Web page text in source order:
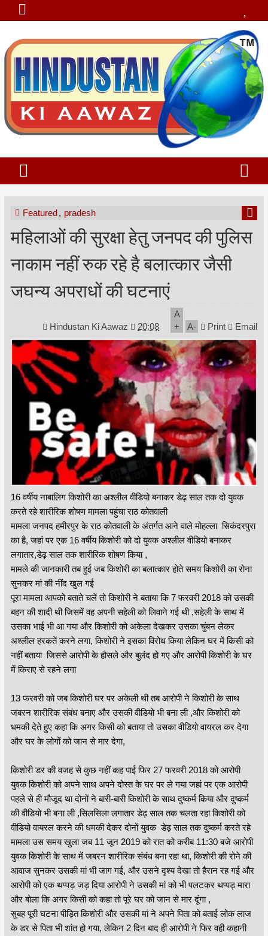
Featured, pradesh
महिलाओं की सुरक्षा हेतु जनपद की पुलिस
नाकाम नहीं रुक रहे है बलात्कार जैसी
जघन्य अपराधों की घटनाएं
Hindustan Ki Aawaz 20:08
A
+
A- Print Email
16 वर्षीय नाबालिग किशोरी का अश्लील वीडियो बनाकर डेढ़ साल तक दो युवक
करते रहे शारीरिक शोषण मामला पहुंचा राठ कोतवाली
मामला जनपद हमीरपुर के राठ कोतवाली के अंतर्गत आने वाले मोहल्ला सिकंदरपुरा
का है, जहां पर एक 16 वर्षीय किशोरी को दो युवक अश्लील वीडियो बनाकर
लगातार,डेढ़ साल तक शारीरिक शोषण किया ,
मामले की जानकारी तब हुई जब किशोरी का बलात्कार होते समय किशोरी का रोना
सुनकर मां की नींद खुल गई
पूरा मामला आपको बताते चलें तो किशोरी ने बताया कि 7 फरवरी 2018 को उसकी
बहन की शादी थी जिसमें वह अपनी सहेली को लिवाने गई थी ,सहेली के साथ में
उसका भाई भी आ गया और किशोरी को अकेला देखकर उसका चुंबन लेकर
अश्लील हरकतें करने लगा, किशोरी ने इसका विरोध किया लेकिन घर में किसी को
नहीं बताया जिससे आरोपी के हौसले और बुलंद हो गए और आरोपी किशोरी के घर
में किराए से रहने लगा
13 फरवरी को जब किशोरी घर पर अकेली थी तब आरोपी ने किशोरी के साथ
जबरन शारीरिक संबंध बनाए और उसकी वीडियो भी बना ली ,और किशोरी को
धमकी देते हुए कहा कि अगर किसी को बताया तो उसका वीडियो वायरल कर देगा
और घर के लोगों को जान से मार देगा,
किशोरी डर की वजह से कुछ नहीं कह पाई फिर 27 फरवरी 2018 को आरोपी
युवक किशोरी को अपने साथ अपने दोस्त के घर पर ले गया जहां पर एक आरोपी
पहले से ही मौजूद था दोनों ने बारी-बारी किशोरी के साथ दुष्कर्म किया और दुष्कर्म
की वीडियो भी बना ली ,सिलसिला लगातार डेढ़ साल तक चलता रहा किशोरी को
वीडियो वायरल करने की धमकी देकर दोनों युवक डेढ़ साल तक दुष्कर्म करते रहे
मामला उस समय खुला जब 11 जून 2019 को रात को करीब 11:30 बजे आरोपी
युवक किशोरी के साथ में जबरन शारीरिक संबंध बना रहा था, किशोरी की रोने की
आवाज सुनकर उसकी मां भी जाग गई, और उसने दृश्य देखा तो हैरान रह गई और
आरोपी को एक थप्पड़ जड़ दिया आरोपी ने उसकी मां को भी पलटकर थप्पड़ मारा
और बोला कि अगर किसी को कहा तो पूरे घर को जान से मार दूंगा ,
सुबह पूरी घटना पीड़ित किशोरी और उसकी मां ने अपने पिता को बताई लोक लाज
के डर से पिता भी शांत हो गया, लेकिन 2 दिन बाद ही आरोपी ने फिर वही कहानी